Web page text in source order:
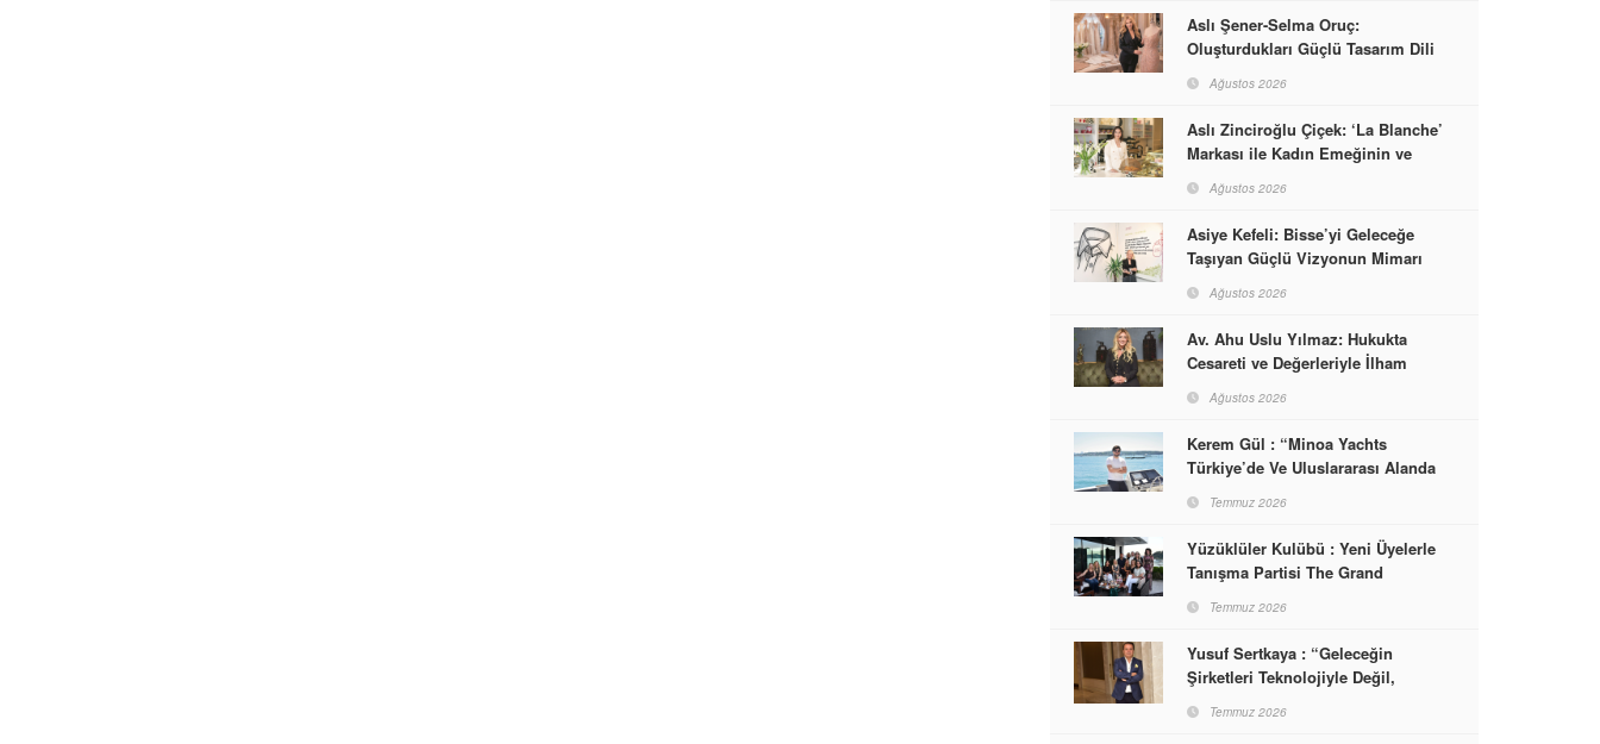
Aslı Şener-Selma Oruç:
Oluşturdukları Güçlü Tasarım Dili
Dünyasına İmzalarını Attılar
Ağustos 2026
Aslı Zinciroğlu Çiçek: ‘La Blanche’
Markası ile Kadın Emeğinin ve
Başarabileceğinin En Güzel
Örneğini Sunuyor
Ağustos 2026
Asiye Kefeli: Bisse’yi Geleceğe
Taşıyan Güçlü Vizyonun Mimarı
Ağustos 2026
Av. Ahu Uslu Yılmaz: Hukukta
Cesareti ve Değerleriyle İlham
Ağustos 2026
Kerem Gül : “Minoa Yachts
Türkiye’de Ve Uluslararası Alanda
Markası Olacak”
Temmuz 2026
Yüzüklüler Kulübü : Yeni Üyelerle
Tanışma Partisi The Grand
Temmuz 2026
Yusuf Sertkaya : “Geleceğin
Şirketleri Teknolojiyle Değil,
Temmuz 2026